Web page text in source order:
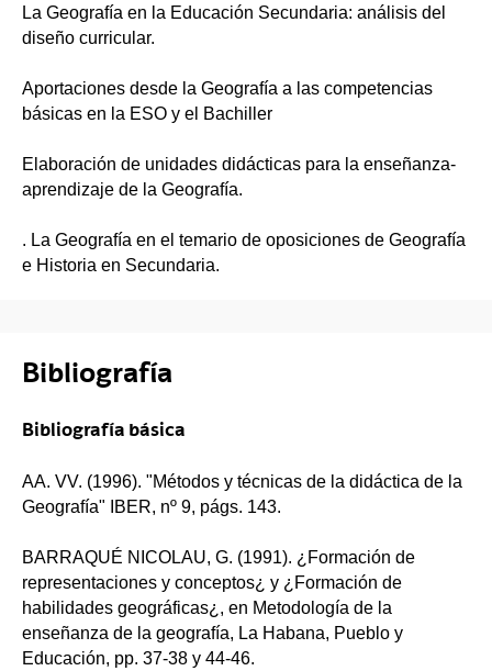
La Geografía en la Educación Secundaria: análisis del
diseño curricular.
Aportaciones desde la Geografía a las competencias
básicas en la ESO y el Bachiller
Elaboración de unidades didácticas para la enseñanza-
aprendizaje de la Geografía.
. La Geografía en el temario de oposiciones de Geografía
e Historia en Secundaria.
Bibliografía
Bibliografía básica
AA. VV. (1996). "Métodos y técnicas de la didáctica de la
Geografía" IBER, nº 9, págs. 143.
BARRAQUÉ NICOLAU, G. (1991). ¿Formación de
representaciones y conceptos¿ y ¿Formación de
habilidades geográficas¿, en Metodología de la
enseñanza de la geografía, La Habana, Pueblo y
Educación, pp. 37-38 y 44-46.